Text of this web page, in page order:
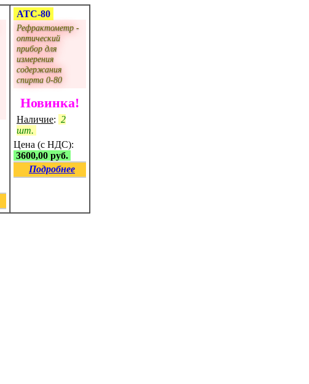
АТС-80
Рефрактометр -
оптический
прибор для
измерения
содержания
спирта 0-80
Новинка!
Наличие: 2
шт.
Цена (с НДС):
3600,00 руб.
Подробнее